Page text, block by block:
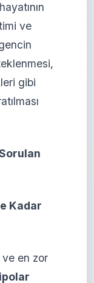
ve
gibi
Kadar
en zor